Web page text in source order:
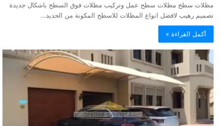
مظلات سطح مظلات سطح عمل وتركيب مظلات فوق السطح باشكال جديدة
تصميم رهيب لافضل انواع المظلات للاسطح المكونة من الحديد…
أكمل القراءة »